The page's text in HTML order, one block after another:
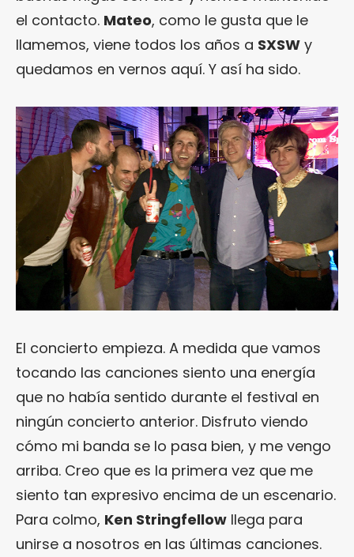
el contacto. Mateo, como le gusta que le
llamemos, viene todos los años a SXSW y
quedamos en vernos aquí. Y así ha sido.
El concierto empieza. A medida que vamos
tocando las canciones siento una energía
que no había sentido durante el festival en
ningún concierto anterior. Disfruto viendo
cómo mi banda se lo pasa bien, y me vengo
arriba. Creo que es la primera vez que me
siento tan expresivo encima de un escenario.
Para colmo, Ken Stringfellow llega para
unirse a nosotros en las últimas canciones.